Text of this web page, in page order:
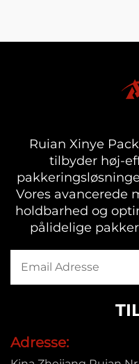
Ruian Xinye
tilbyder høj-
Vores avancerede
holdbarhed og
pålidelige
Adresse: